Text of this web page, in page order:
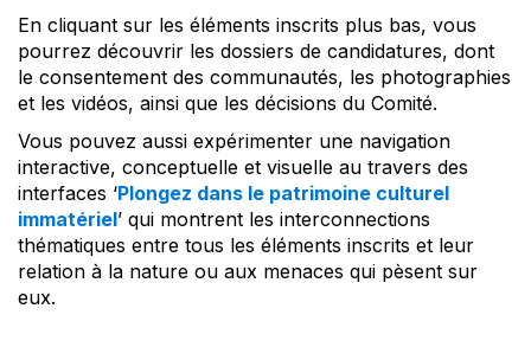
En cliquant sur les éléments inscrits plus bas, vous
pourrez découvrir les dossiers de candidatures, dont
le consentement des communautés, les photographies
et les vidéos, ainsi que les décisions du Comité.
Vous pouvez aussi expérimenter une navigation
interactive, conceptuelle et visuelle au travers des
interfaces ‘Plongez dans le patrimoine culturel
immatériel’ qui montrent les interconnections
thématiques entre tous les éléments inscrits et leur
relation à la nature ou aux menaces qui pèsent sur
eux.